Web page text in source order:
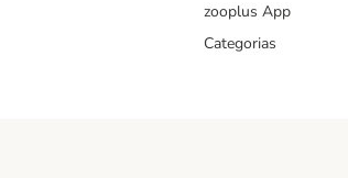
zooplus App
Categorias